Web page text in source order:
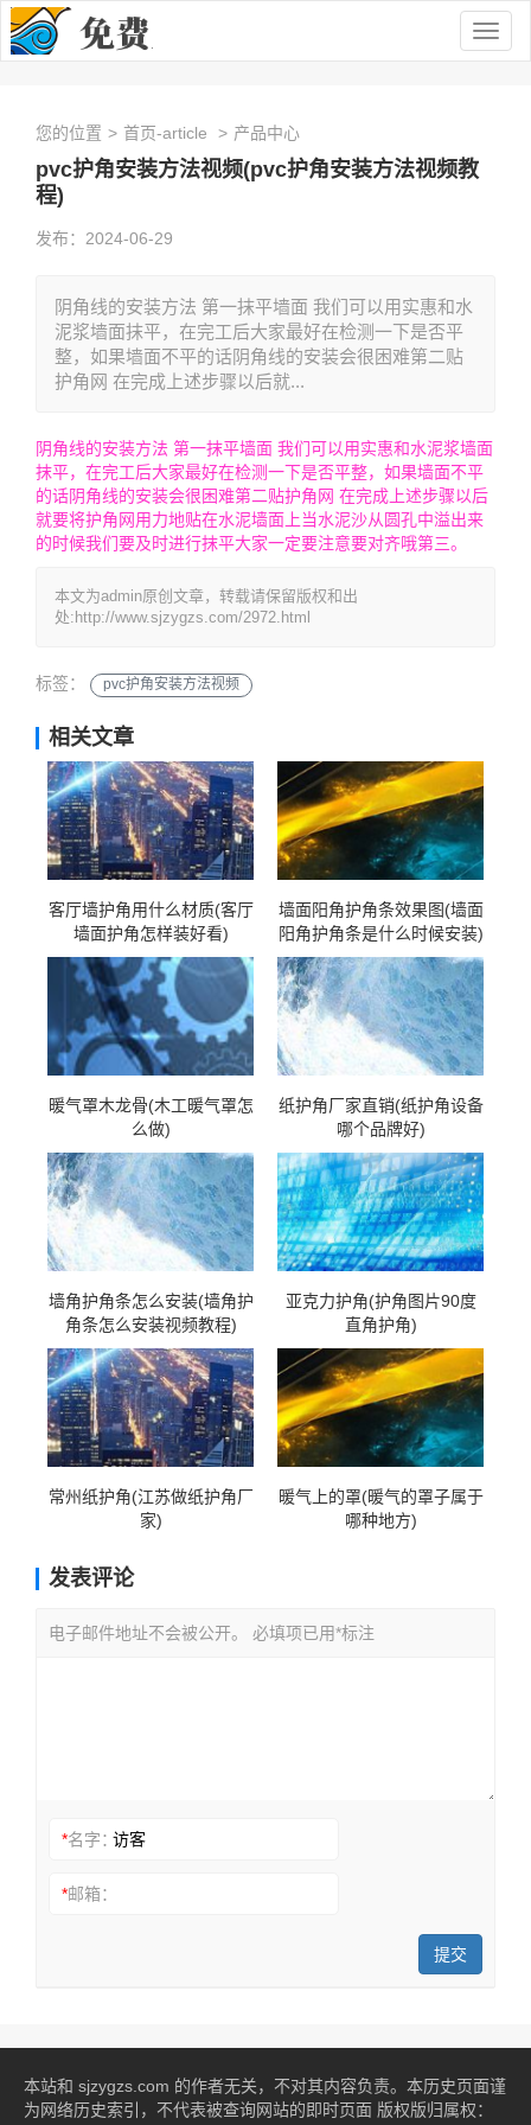
您的位置 > 首页-article > 产品中心
pvc护角安装方法视频(pvc护角安装方法视频教
程)
发布：2024-06-29
阴角线的安装方法 第一抹平墙面 我们可以用实惠和水
泥浆墙面抹平，在完工后大家最好在检测一下是否平
整，如果墙面不平的话阴角线的安装会很困难第二贴
护角网 在完成上述步骤以后就...
阴角线的安装方法 第一抹平墙面 我们可以用实惠和水泥浆墙面
抹平，在完工后大家最好在检测一下是否平整，如果墙面不平
的话阴角线的安装会很困难第二贴护角网 在完成上述步骤以后
就要将护角网用力地贴在水泥墙面上当水泥沙从圆孔中溢出来
的时候我们要及时进行抹平大家一定要注意要对齐哦第三。
本文为admin原创文章，转载请保留版权和出
处:http://www.sjzygzs.com/2972.html
标签： pvc护角安装方法视频
相关文章
客厅墙护角用什么材质(客厅
墙面护角怎样装好看)
墙面阳角护角条效果图(墙面
阳角护角条是什么时候安装)
暖气罩木龙骨(木工暖气罩怎
么做)
纸护角厂家直销(纸护角设备
哪个品牌好)
墙角护角条怎么安装(墙角护
角条怎么安装视频教程)
亚克力护角(护角图片90度
直角护角)
常州纸护角(江苏做纸护角厂
家)
暖气上的罩(暖气的罩子属于
哪种地方)
发表评论
电子邮件地址不会被公开。 必填项已用*标注
*名字：
*邮箱：
提交
本站和 sjzygzs.com 的作者无关，不对其内容负责。本历史页面谨
为网络历史索引，不代表被查询网站的即时页面 版权版归属权：